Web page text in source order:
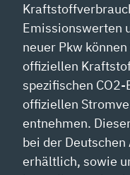
Emissionswerten
neuer Pkw
offiziellen
spezifischen
offiziellen
entnehmen.
bei der
erhältlich, sowie